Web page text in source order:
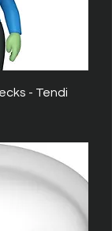
- Tendi